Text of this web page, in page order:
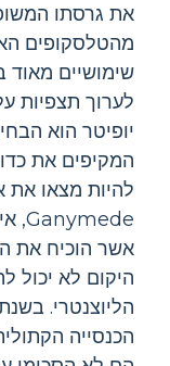
את גרסתו
מהטלסקופים
שימושיים
לערוך תצפיות
יופיטר הוא
המקיפים את
אשר הוכיח את
היקום לא יכול
הכנסייה